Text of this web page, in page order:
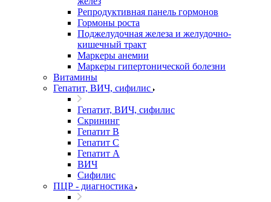
Репродуктивная панель гормонов
Гормоны роста
Поджелудочная железа и желудочно-
кишечный тракт
Маркеры анемии
Маркеры гипертонической болезни
Витамины
Гепатит, ВИЧ, сифилис
Гепатит, ВИЧ, сифилис
Скрининг
Гепатит В
Гепатит С
Гепатит А
ВИЧ
Сифилис
ПЦР - диагностика